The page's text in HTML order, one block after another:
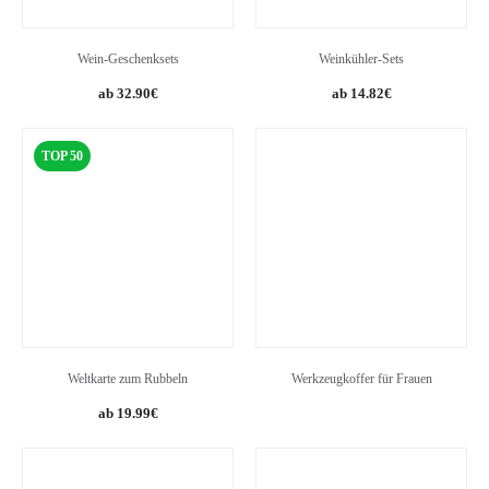
Wein-Geschenksets
32.90€
Weinkühler-Sets
Original
14.82€Current
TOP 50
Weltkarte zum Rubbeln
19.99€
Werkzeugkoffer für Frauen